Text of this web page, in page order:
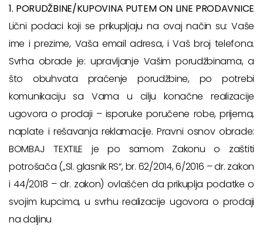
1. PORUDŽBINE/KUPOVINA PUTEM ON LINE PRODAVNICE
Lični podaci koji se prikupljaju na ovaj način su: Vaše
ime i prezime, Vaša email adresa, i Vaš broj telefona.
Svrha obrade je: upravljanje Vašim porudžbinama, a
što obuhvata praćenje porudžbine, po potrebi
komunikaciju sa Vama u cilju konačne realizacije
ugovora o prodaji – isporuke poručene robe, prijema,
naplate i rešavanja reklamacije. Pravni osnov obrade:
BOMBAJ TEXTILE je po samom Zakonu o zaštiti
potrošača („Sl. glasnik RS“, br. 62/2014, 6/2016 – dr. zakon
i 44/2018 – dr. zakon) ovlašćen da prikuplja podatke o
svojim kupcima, u svrhu realizacije ugovora o prodaji
na daljinu